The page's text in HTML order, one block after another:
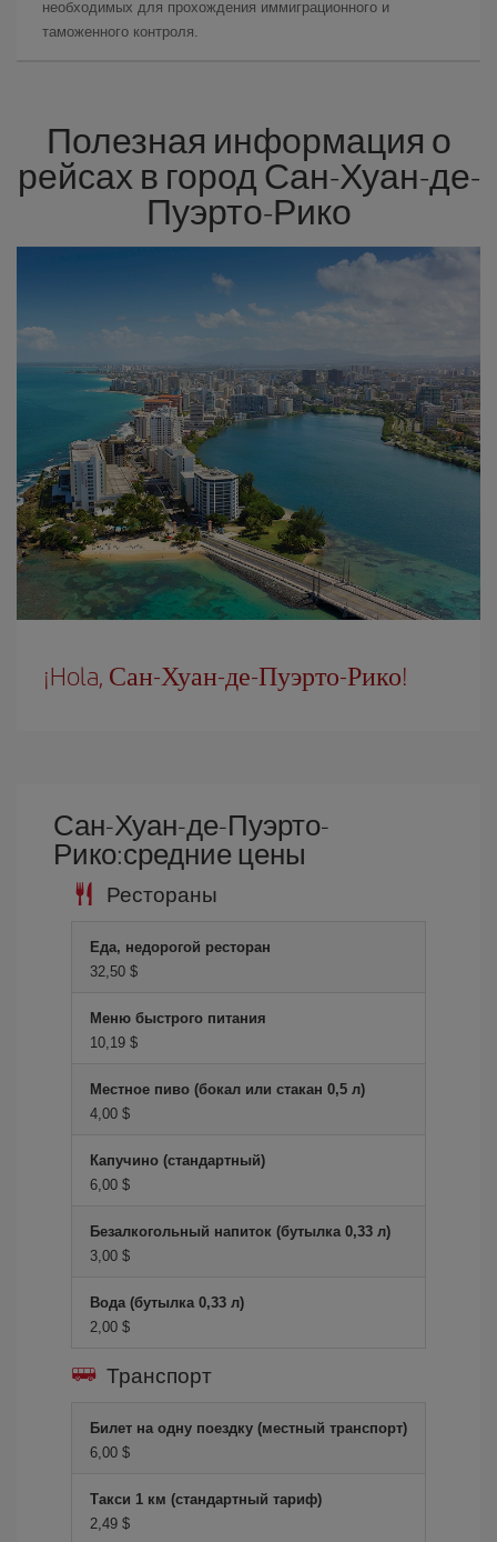
необходимых для прохождения иммиграционного и
таможенного контроля.
Полезная информация о
рейсах в город Сан-Хуан-де-
Пуэрто-Рико
¡Hola, Сан-Хуан-де-Пуэрто-Рико!
Сан-Хуан-де-Пуэрто-
Рико:средние цены
Рестораны
Еда, недорогой ресторан
32,50 $
Меню быстрого питания
10,19 $
Местное пиво (бокал или стакан 0,5 л)
4,00 $
Капучино (стандартный)
6,00 $
Безалкогольный напиток (бутылка 0,33 л)
3,00 $
Вода (бутылка 0,33 л)
2,00 $
Транспорт
Билет на одну поездку (местный транспорт)
6,00 $
Такси 1 км (стандартный тариф)
2,49 $